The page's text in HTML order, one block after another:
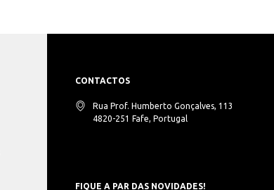
CONTACTOS
Rua Prof. Humberto Gonçalves, 113
4820-251 Fafe, Portugal
FIQUE A PAR DAS NOVIDADES!